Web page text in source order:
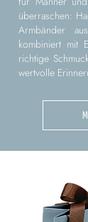
überraschen:
Armbänder
kombiniert mit
richtige
wertvolle